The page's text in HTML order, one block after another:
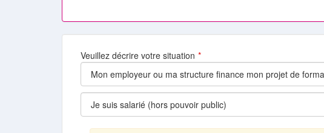
Veuillez décrire votre situation